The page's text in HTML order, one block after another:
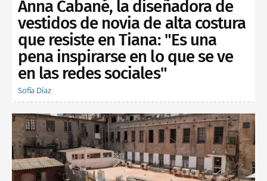
Anna Cabané, la diseñadora de
vestidos de novia de alta costura
que resiste en Tiana: "Es una
pena inspirarse en lo que se ve
en las redes sociales"
Sofía Díaz